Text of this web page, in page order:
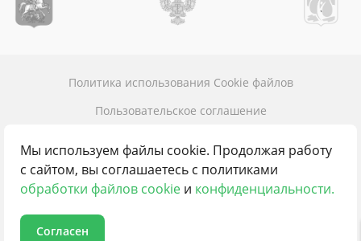
© 2016 - 2026 100пансионатов.ру
Контакты
Карта сайта
Пользовательское соглашение
Политика использования Cookie файлов
Мы используем файлы cookie. Продолжая работу
с сайтом, вы соглашаетесь с политиками
обработки файлов cookie и конфиденциальности.
Согласен